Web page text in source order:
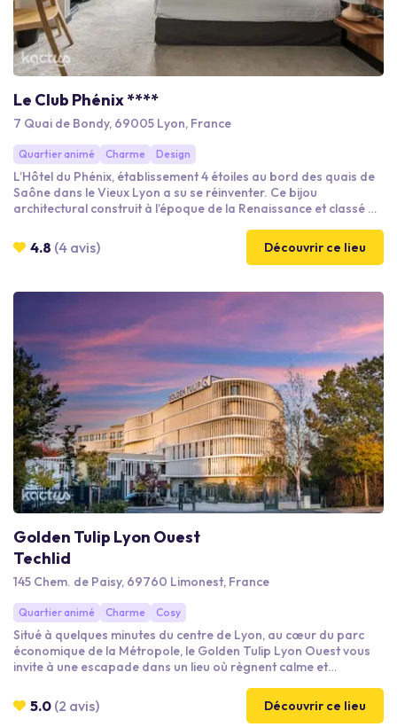
Le Club Phénix ****
7 Quai de Bondy, 69005 Lyon, France
Quartier animé Charme Design
L’Hôtel du Phénix, établissement 4 étoiles au bord des quais de
Saône dans le Vieux Lyon a su se réinventer. Ce bijou
architectural construit à l’époque de la Renaissance et classé au
l’effervescence urbaine et à découvrir son univers. Une identité
forte, un lieu rénové avec goût, des espaces lumineux aux tons
4.8 (4 avis) Découvrir ce lieu
Golden Tulip Lyon Ouest
Techlid
145 Chem. de Paisy, 69760 Limonest, France
Quartier animé Charme Cosy
Situé à quelques minutes du centre de Lyon, au cœur du parc
économique de la Métropole, le Golden Tulip Lyon Ouest vous
invite à une escapade dans un lieu où règnent calme et
onirique, et laissez-vous emporter. Découvrez l’élégance et le
confort de l'une de nos 89 chambres lumineuses. Accordez-
5.0 (2 avis) Découvrir ce lieu